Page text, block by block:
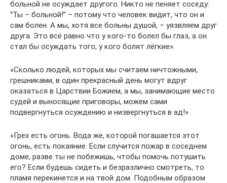
больной не осуждает другого. Никто не пеняет соседу:
‟Ты – больной!” – потому что человек видит, что он и
сам болен. А мы, хотя все больны душой, – уязвляем друг
друга. Это всё равно что у кого-то болел бы глаз, а он
стал бы осуждать того, у кого болят лёгкие».
«Сколько людей, которых мы считаем ничтожными,
грешниками, в один прекрасный день могут вдруг
оказаться в Царствии Божием, а мы, занимающие место
судей и выносящие приговоры, можем сами
подвергнуться осуждению и низвергнуться в ад!»
«Грех есть огонь. Вода же, которой погашается этот
огонь, есть покаяние. Если случится пожар в соседнем
доме, разве ты не побежишь, чтобы помочь потушить
его? Если будешь сидеть и безразлично смотреть, то
пламя перекинется и на твой дом. Подобным образом